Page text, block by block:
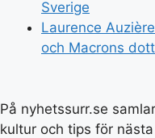
Sverige
Laurence
och Macrons
På nyhetssurr.se
kultur och tips för